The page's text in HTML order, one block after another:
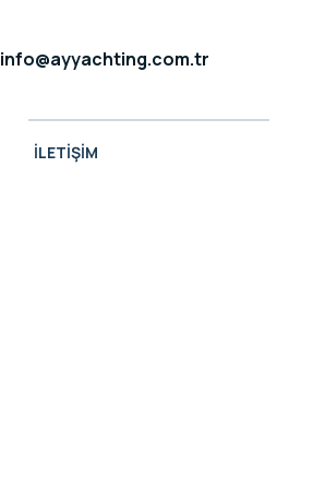
info@ayyachting.com.tr
İLETIŞIM